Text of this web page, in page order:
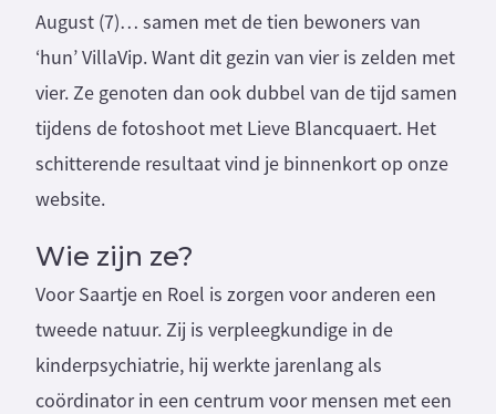
August (7)… samen met de tien bewoners van
‘hun’ VillaVip. Want dit gezin van vier is zelden met
vier. Ze genoten dan ook dubbel van de tijd samen
tijdens de fotoshoot met Lieve Blancquaert. Het
schitterende resultaat vind je binnenkort op onze
website.
Wie zijn ze?
Voor Saartje en Roel is zorgen voor anderen een
tweede natuur. Zij is verpleegkundige in de
kinderpsychiatrie, hij werkte jarenlang als
coördinator in een centrum voor mensen met een